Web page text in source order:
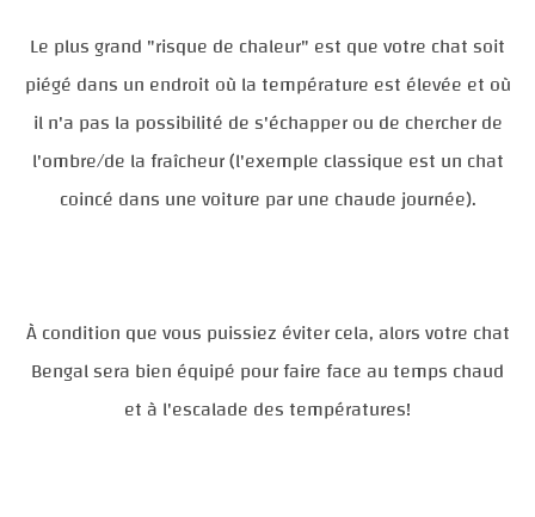
Le plus grand "risque de chaleur" est que votre chat soit
piégé dans un endroit où la température est élevée et où
il n'a pas la possibilité de s'échapper ou de chercher de
l'ombre/de la fraîcheur (l'exemple classique est un chat
coincé dans une voiture par une chaude journée).
À condition que vous puissiez éviter cela, alors votre chat
Bengal sera bien équipé pour faire face au temps chaud
et à l'escalade des températures!